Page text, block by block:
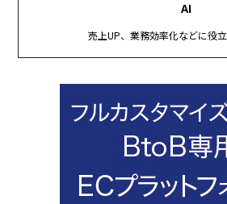
AI
売上UP、業務効率化などに役